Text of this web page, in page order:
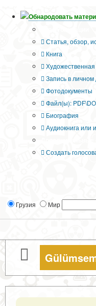
Обнародовать
Статья, обзор,
Книга
Запись в личном
Фотодокументы
Файл(ы):
Биография
Аудиокнига или
Создать
Грузия Мир